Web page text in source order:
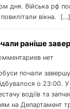
дня. Війська рф
вікна. […]
раніше
нет
почали
о 23:00.
водіїв та
на Департамент